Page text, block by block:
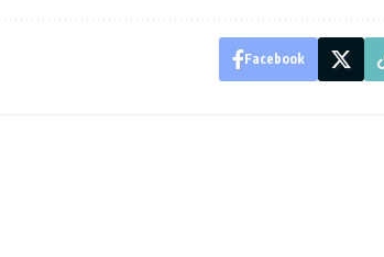
Facebook